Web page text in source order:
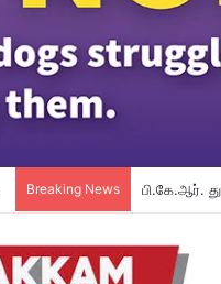
Breaking News பி.கே.ஆர்.